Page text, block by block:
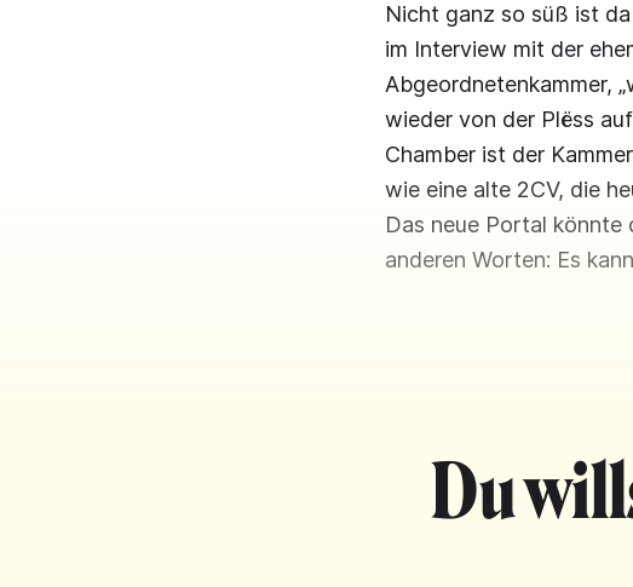
Nicht ganz so süß ist
im Interview mit der
Abgeordnetenkammer,
wieder von der Plëss
Chamber ist der
wie eine alte 2CV, die
Das neue Portal könnte
anderen Worten: Es
Du